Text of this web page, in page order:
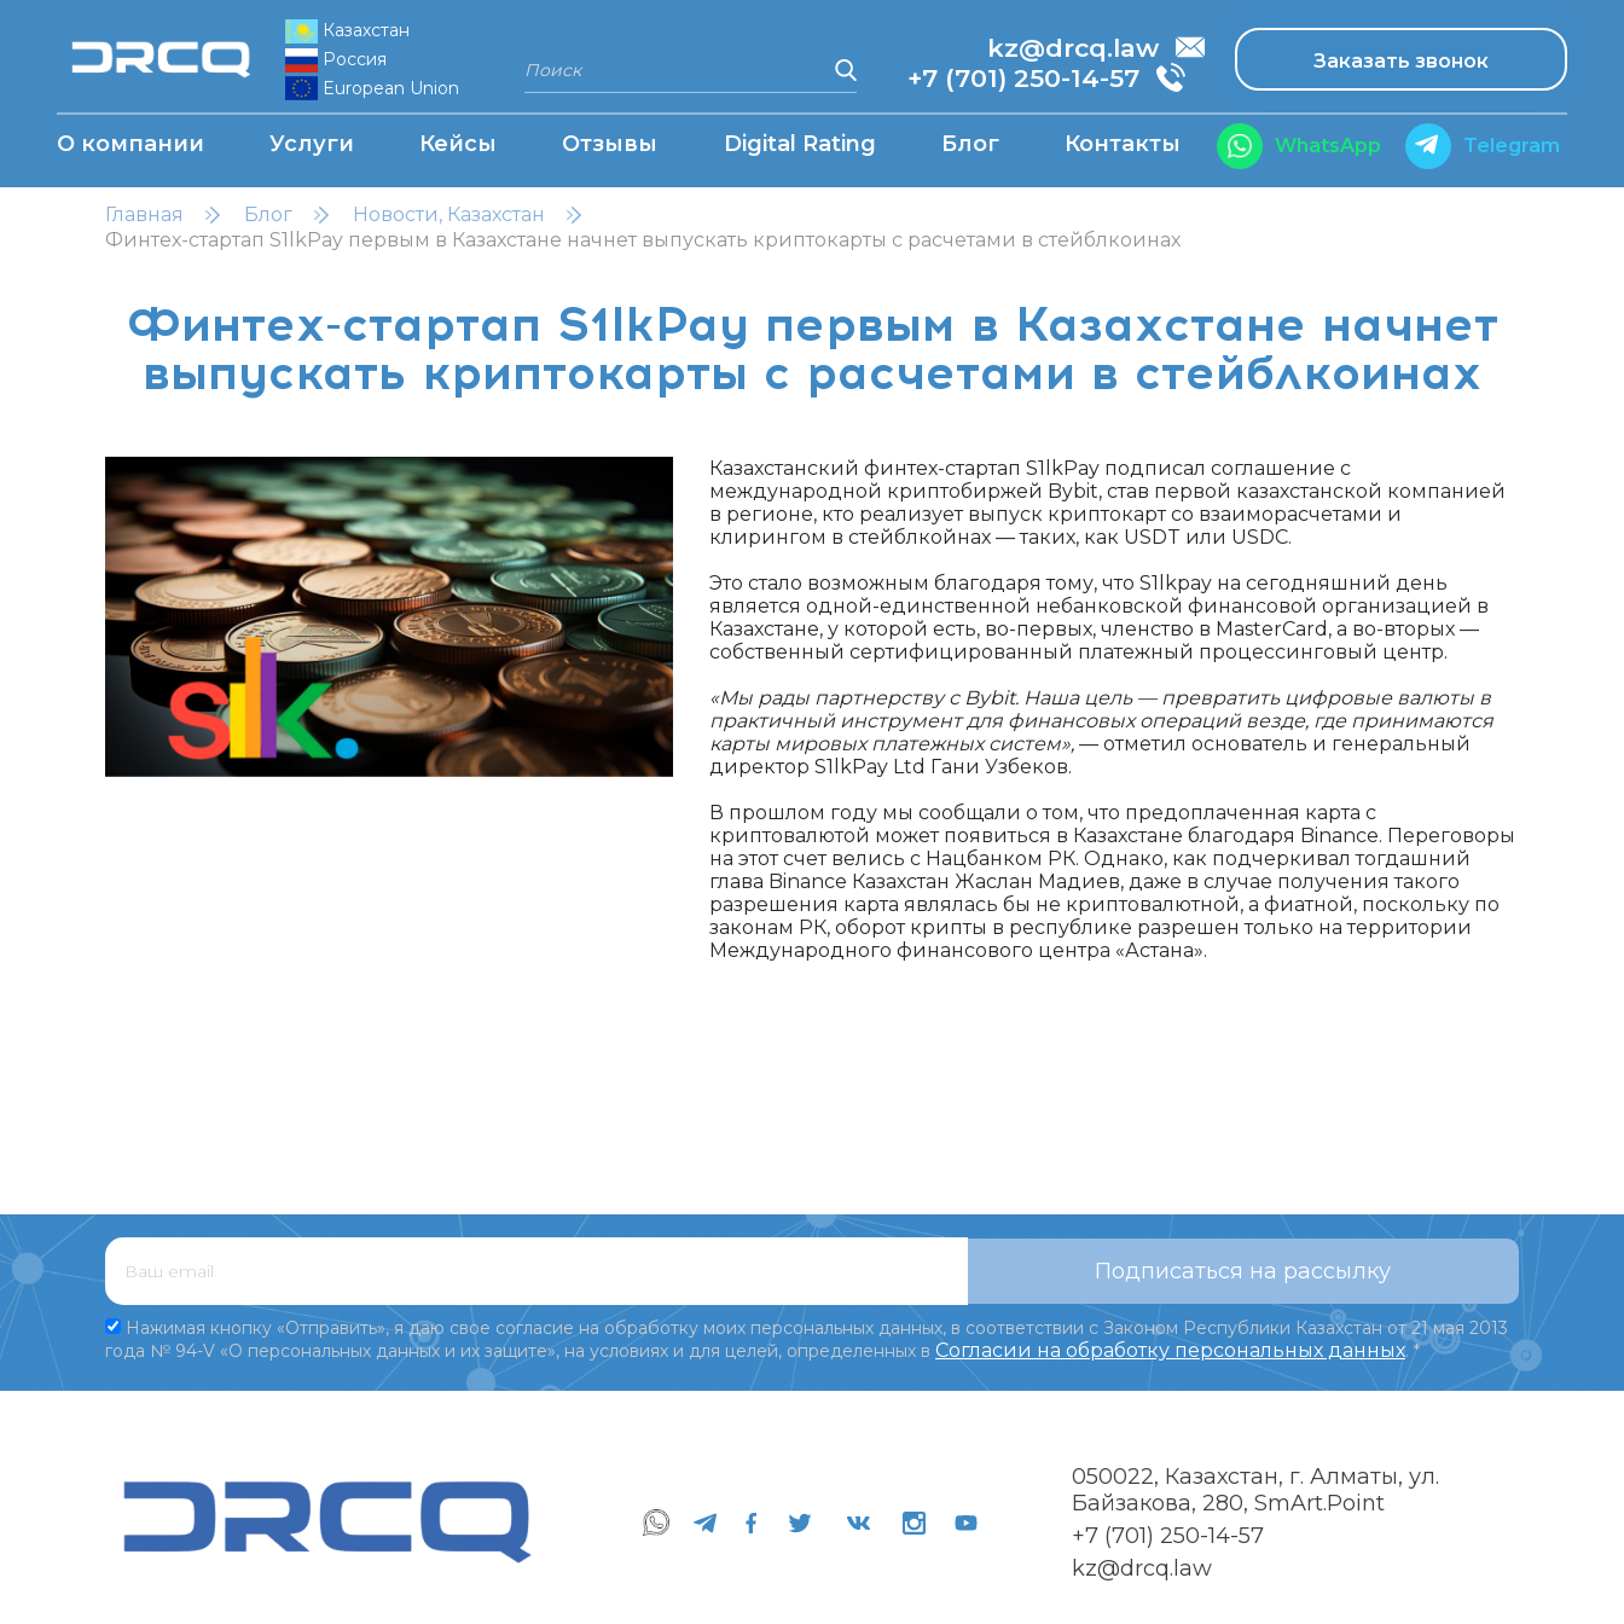
Казахстан
Россия
European Union
kz@drcq.law
+7 (701) 250-14-57
Заказать звонок
О компании Услуги Кейсы Отзывы Digital Rating Блог Контакты WhatsApp Telegram
Главная Блог
Новости, Казахстан
Финтех-стартап S1lkPay первым в Казахстане начнет выпускать криптокарты с расчетами в стейблкоинах
Финтех-стартап S1lkPay первым в Казахстане начнет
выпускать криптокарты с расчетами в стейблкоинах
Казахстанский финтех-стартап S1lkPay подписал соглашение с
международной криптобиржей Bybit, став первой казахстанской компанией
в регионе, кто реализует выпуск криптокарт со взаиморасчетами и
клирингом в стейблкойнах — таких, как USDT или USDC.
Это стало возможным благодаря тому, что S1lkpay на сегодняшний день
является одной-единственной небанковской финансовой организацией в
Казахстане, у которой есть, во-первых, членство в MasterCard, а во-вторых —
собственный сертифицированный платежный процессинговый центр.
«Мы рады партнерству с Bybit. Наша цель — превратить цифровые валюты в
практичный инструмент для финансовых операций везде, где принимаются
карты мировых платежных систем», — отметил основатель и генеральный
директор S1lkPay Ltd Гани Узбеков.
В прошлом году мы сообщали о том, что предоплаченная карта с
криптовалютой может появиться в Казахстане благодаря Binance. Переговоры
на этот счет велись с Нацбанком РК. Однако, как подчеркивал тогдашний
глава Binance Казахстан Жаслан Мадиев, даже в случае получения такого
разрешения карта являлась бы не криптовалютной, а фиатной, поскольку по
законам РК, оборот крипты в республике разрешен только на территории
Международного финансового центра «Астана».
Подписаться на рассылку
Нажимая кнопку «Отправить», я даю свое согласие на обработку моих персональных данных, в соответствии с Законом Республики Казахстан от 21 мая 2013
года № 94-V «О персональных данных и их защите», на условиях и для целей, определенных в Согласии на обработку персональных данных. *
050022, Казахстан, г. Алматы, ул.
Байзакова, 280, SmArt.Point
+7 (701) 250-14-57
kz@drcq.law